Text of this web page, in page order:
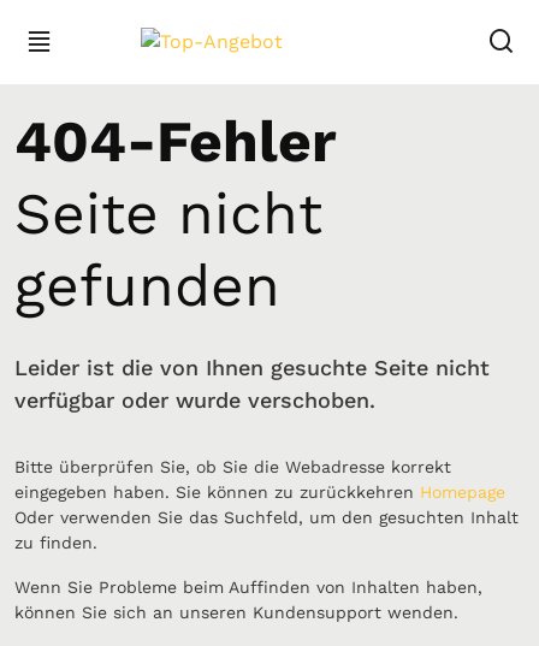
404-Fehler
Seite nicht
gefunden
Leider ist die von Ihnen gesuchte Seite nicht
verfügbar oder wurde verschoben.
Bitte überprüfen Sie, ob Sie die Webadresse korrekt
eingegeben haben. Sie können zu zurückkehren Homepage
Oder verwenden Sie das Suchfeld, um den gesuchten Inhalt
zu finden.
Wenn Sie Probleme beim Auffinden von Inhalten haben,
können Sie sich an unseren Kundensupport wenden.